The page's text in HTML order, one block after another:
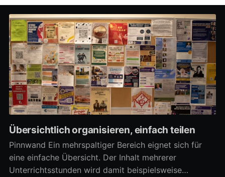
Übersichtlich organisieren, einfach teilen
Pinnwand Ein mehrspaltiger Bereich eignet sich für
eine einfache Übersicht. Der Inhalt mehrerer
Unterrichtsstunden wird damit beispielsweise